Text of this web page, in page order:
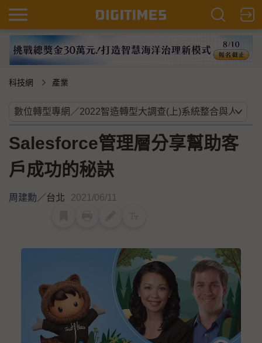
科技網 產業
Salesforce管理層分享幫助客
戶成功的秘訣
周建勳／台北 2021/06/11